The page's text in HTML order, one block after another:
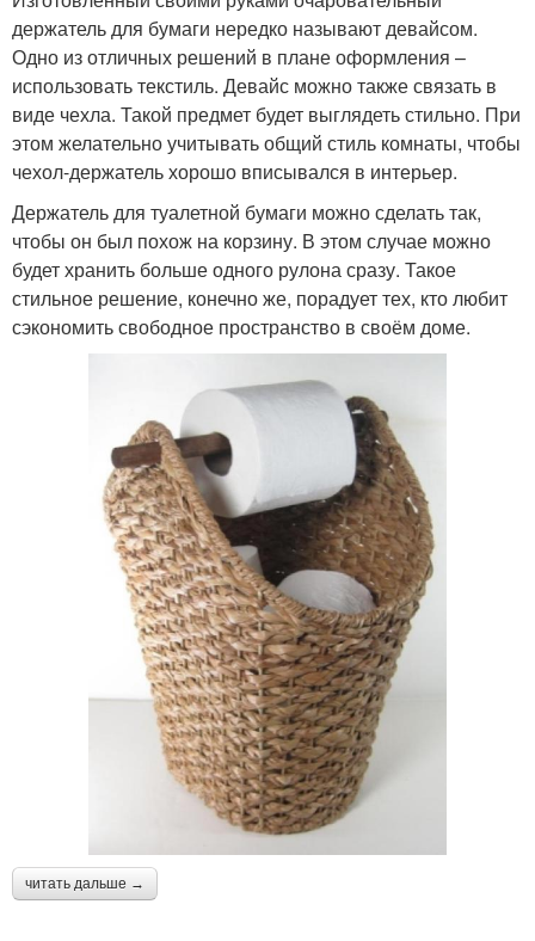
держатель для бумаги нередко называют девайсом.
Одно из отличных решений в плане оформления –
использовать текстиль. Девайс можно также связать в
виде чехла. Такой предмет будет выглядеть стильно. При
этом желательно учитывать общий стиль комнаты, чтобы
чехол-держатель хорошо вписывался в интерьер.
Держатель для туалетной бумаги можно сделать так,
чтобы он был похож на корзину. В этом случае можно
будет хранить больше одного рулона сразу. Такое
стильное решение, конечно же, порадует тех, кто любит
сэкономить свободное пространство в своём доме.
читать дальше →